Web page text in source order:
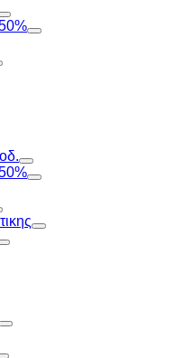
Toggle
Toggle
Toggle
Toggle
Toggle
Toggle
Toggle